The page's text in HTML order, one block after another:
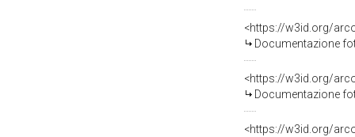
Documentazione
Documentazione